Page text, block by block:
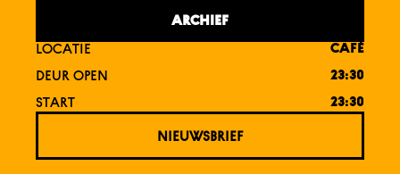
ARCHIEF
LOCATIE CAFÉ
DEUR OPEN 23:30
START 23:30
NIEUWSBRIEF